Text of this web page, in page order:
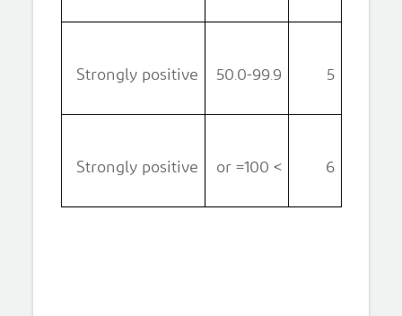
5
50.0-99.9
Strongly positive
6
> or =100
Strongly positive